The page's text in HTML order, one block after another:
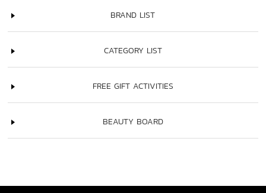
BRAND LIST
CATEGORY LIST
FREE GIFT ACTIVITIES
BEAUTY BOARD